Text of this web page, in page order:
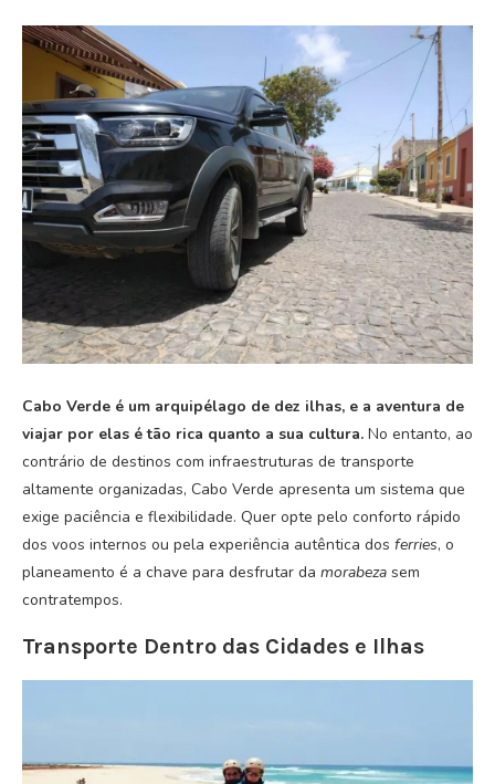
Cabo Verde é um arquipélago de dez ilhas, e a aventura de
viajar por elas é tão rica quanto a sua cultura. No entanto, ao
contrário de destinos com infraestruturas de transporte
altamente organizadas, Cabo Verde apresenta um sistema que
exige paciência e flexibilidade. Quer opte pelo conforto rápido
dos voos internos ou pela experiência autêntica dos ferries, o
planeamento é a chave para desfrutar da morabeza sem
contratempos.
Transporte Dentro das Cidades e Ilhas